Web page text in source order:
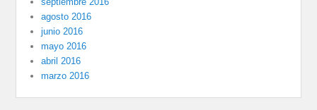
agosto 2016
junio 2016
mayo 2016
abril 2016
marzo 2016